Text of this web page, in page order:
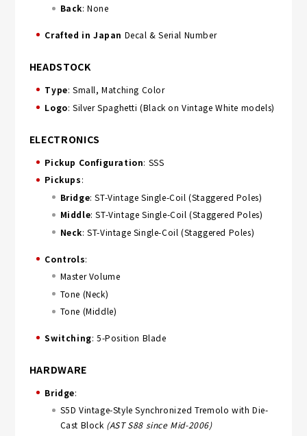
Back: None
Crafted in Japan Decal & Serial Number
HEADSTOCK
Type: Small, Matching Color
Logo: Silver Spaghetti (Black on Vintage White models)
ELECTRONICS
Pickup Configuration: SSS
Pickups:
Bridge: ST-Vintage Single-Coil (Staggered Poles)
Middle: ST-Vintage Single-Coil (Staggered Poles)
Neck: ST-Vintage Single-Coil (Staggered Poles)
Controls:
Master Volume
Tone (Neck)
Tone (Middle)
Switching: 5-Position Blade
HARDWARE
Bridge:
S5D Vintage-Style Synchronized Tremolo with Die-
Cast Block (AST S88 since Mid-2006)